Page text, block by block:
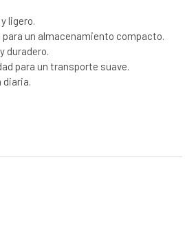
ligero.
un almacenamiento compacto.
duradero.
para un transporte suave.
diaria.